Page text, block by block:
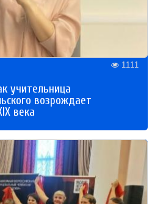
1111
учительница
возрождает
века